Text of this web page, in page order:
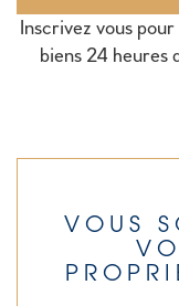
Inscrivez vous
biens 24 heures
VOUS